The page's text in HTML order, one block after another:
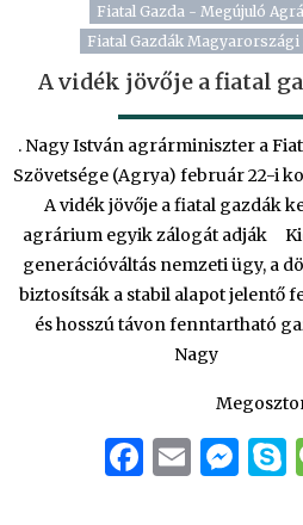
Fiatal Gazda - Megújuló
Fiatal Gazdák Magyarországi
A vidék jövője a fiatal
. Nagy István agrárminiszter a
Szövetsége (Agrya) február 22-i
A vidék jövője a fiatal gazdák
agrárium egyik zálogát adják
generációváltás nemzeti ügy, a
biztosítsák a stabil alapot jelentő
és hosszú távon fenntartható
Nagy
Email